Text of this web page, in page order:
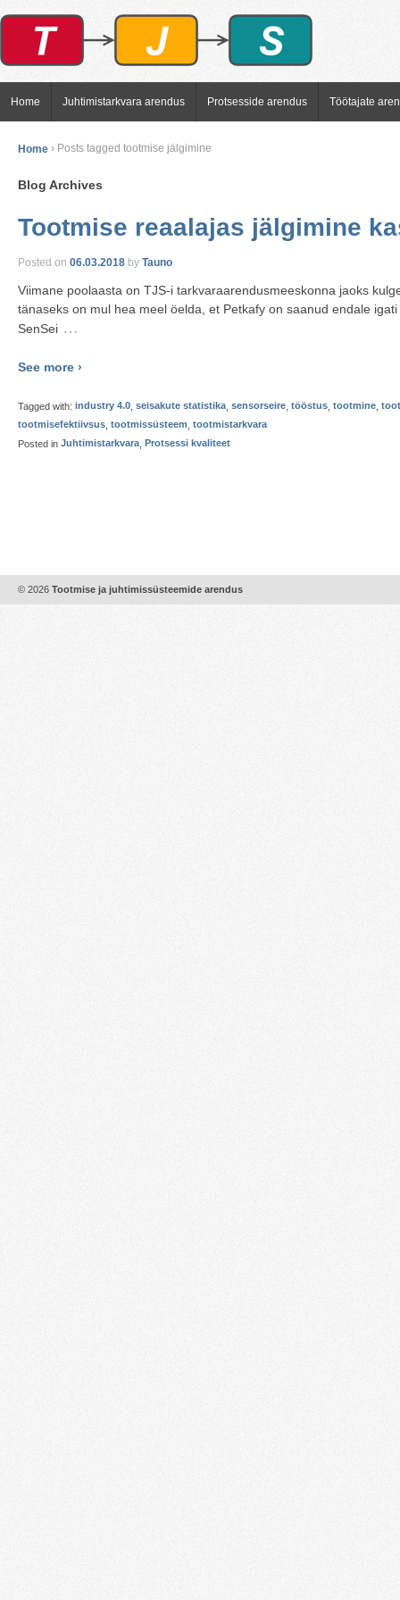
Home Juhtimistarkvara arendus Protsesside arendus Töötajate
Home › Posts tagged tootmise jälgimine
Blog Archives
Tootmise reaalajas jälgimine
Posted on 06.03.2018 by Tauno
Viimane poolaasta on TJS-i tarkvaraarendusmeeskonna jaoks
tänaseks on mul hea meel öelda, et Petkafy on saanud endale
SenSei …
See more ›
Tagged with: industry 4.0 seisakute statistika, sensorseire tööstus tootmine
tootmisefektiivsus tootmissüsteem tootmistarkvara
Posted in Juhtimistarkvara, Protsessi kvaliteet
© 2026 Tootmise ja juhtimissüsteemide arendus